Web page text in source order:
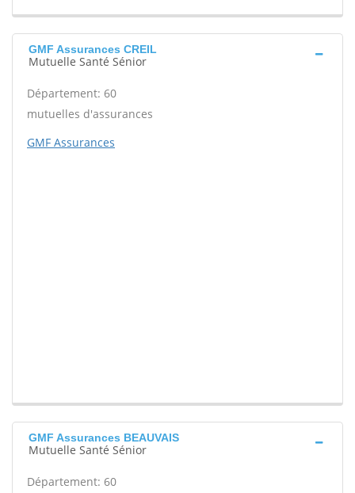
GMF Assurances CREIL
Mutuelle Santé Sénior
Département: 60
mutuelles d'assurances
GMF Assurances
GMF Assurances BEAUVAIS
Mutuelle Santé Sénior
Département: 60